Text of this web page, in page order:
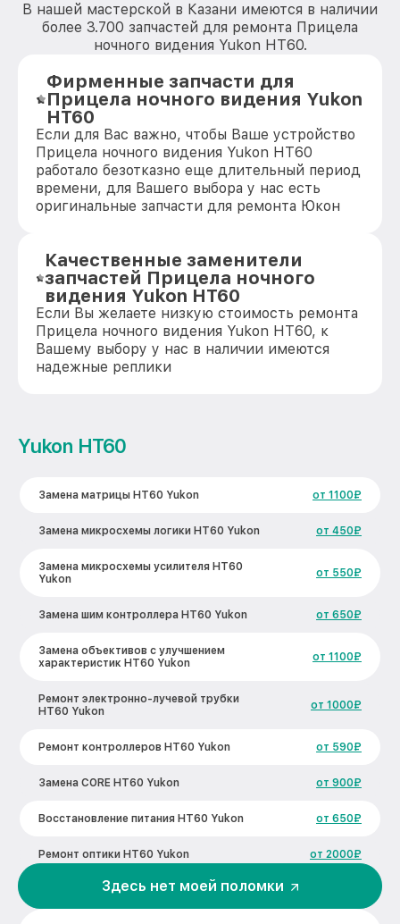
В нашей мастерской в Казани имеются в наличии
более 3.700 запчастей для ремонта Прицела
ночного видения Yukon HT60.
Фирменные запчасти для
Прицела ночного видения Yukon
HT60
Если для Вас важно, чтобы Ваше устройство
Прицела ночного видения Yukon HT60
работало безотказно еще длительный период
времени, для Вашего выбора у нас есть
оригинальные запчасти для ремонта Юкон
Качественные заменители
запчастей Прицела ночного
видения Yukon HT60
Если Вы желаете низкую стоимость ремонта
Прицела ночного видения Yukon HT60, к
Вашему выбору у нас в наличии имеются
надежные реплики
Yukon HT60
Замена матрицы HT60 Yukon от 1100₽
Замена микросхемы логики HT60 Yukon от 450₽
Замена микросхемы усилителя HT60
Yukon
от 550₽
Замена шим контроллера HT60 Yukon от 650₽
Замена объективов с улучшением
характеристик HT60 Yukon
от 1100₽
Ремонт электронно-лучевой трубки
HT60 Yukon
от 1000₽
Ремонт контроллеров HT60 Yukon от 590₽
Замена CORE HT60 Yukon от 900₽
Восстановление питания HT60 Yukon от 650₽
Ремонт оптики HT60 Yukon от 2000₽
Ремонт датчика синхроимпульсов HT60
Здесь нет моей поломки